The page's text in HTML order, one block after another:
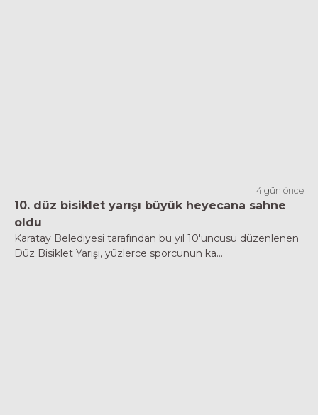
4 gün önce
10. düz bisiklet yarışı büyük heyecana sahne
oldu
Karatay Belediyesi tarafından bu yıl 10'uncusu düzenlenen
Düz Bisiklet Yarışı, yüzlerce sporcunun ka...